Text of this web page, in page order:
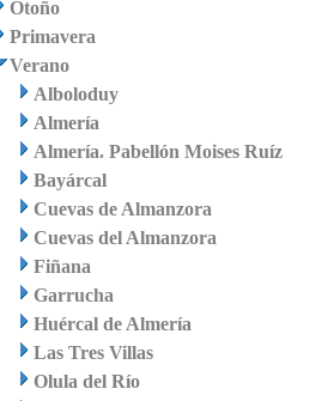
Otoño
Primavera
Verano
Alboloduy
Almería
Almería. Pabellón Moises Ruíz
Bayárcal
Cuevas de Almanzora
Cuevas del Almanzora
Fiñana
Garrucha
Huércal de Almería
Las Tres Villas
Olula del Río